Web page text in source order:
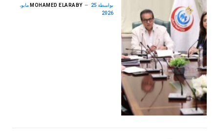
بواسطة MOHAMED ELARABY 25 مايو،
2026